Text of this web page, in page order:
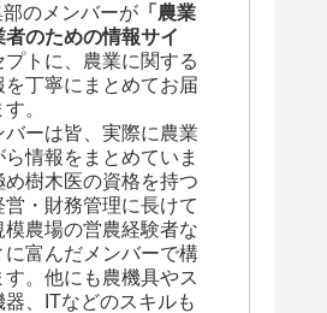
のメンバーが 「農業
のための情報サイ
プトに、農業に関する
を丁寧にまとめてお届
。
ーは皆、実際に農業
情報をまとめていま
樹木医の資格を持つ
・財務管理に長けて
模農場の営農経験者な
に富んだメンバーで構
す。他にも農機具やス
器、ITなどのスキルも